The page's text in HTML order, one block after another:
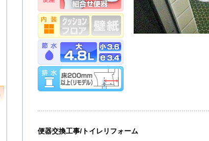
便器交換工事/トイレリフォーム